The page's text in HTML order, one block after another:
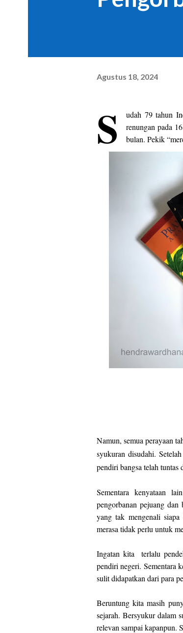
Agustus 18, 2024
S
udah 79 tahun
renungan pada
bulan. Pekik
Namun, semua perayaan
syukuran disudahi.
pendiri bangsa telah tuntas
Sementara kenyataan
pengorbanan pejuang dan
yang tak mengenali
merasa tidak perlu untuk
Ingatan kita terlalu
pendiri negeri. Sementara
sulit didapatkan dari para
Beruntung kita masih
sejarah. Bersyukur dalam
relevan sampai kapanpun.